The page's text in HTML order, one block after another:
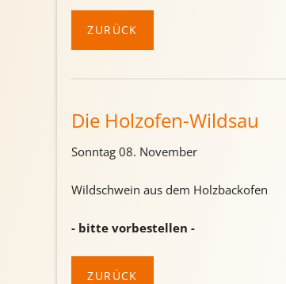
ZURÜCK
Die Holzofen-Wildsau
Sonntag 08. November
Wildschwein aus dem Holzbackofen
- bitte vorbestellen -
ZURÜCK